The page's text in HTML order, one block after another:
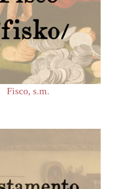
Fisco, s.m.